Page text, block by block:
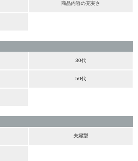
商品内容の充実さ
30代
50代
夫婦型